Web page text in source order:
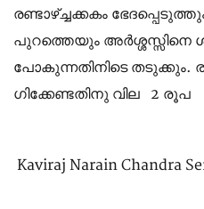
രണ്ടാഴ്ച്ചക്കകം
പുറത്തെയും അർശ്ശസ്സിനെ
പോകുന്നതിനിടെ തടുക്കും.
ഗിക്കേണ്ടതിനു വില 2 രൂപ
Kaviraj Narain Chandra